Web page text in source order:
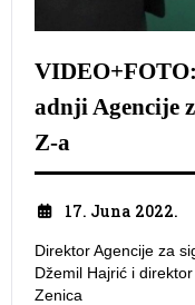
adnji Agencije
Z-a
17. Juna 2022.
Direktor Agencije za
Džemil Hajrić i
Zenica